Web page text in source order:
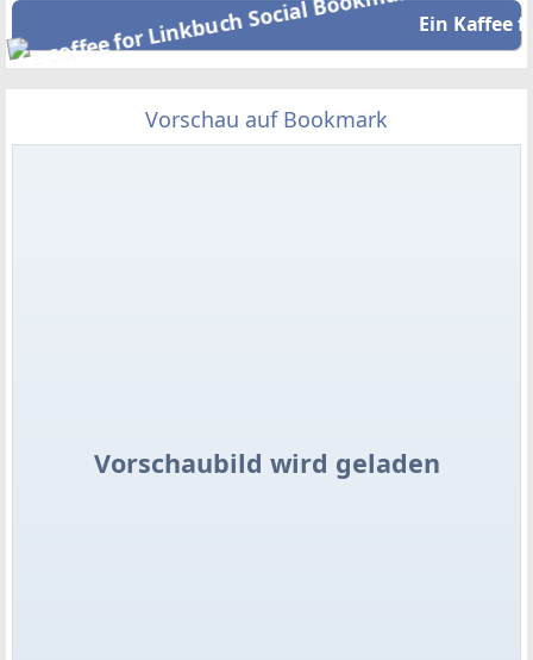
Ein Kaffee
Vorschau auf Bookmark
Vorschaubild wird geladen